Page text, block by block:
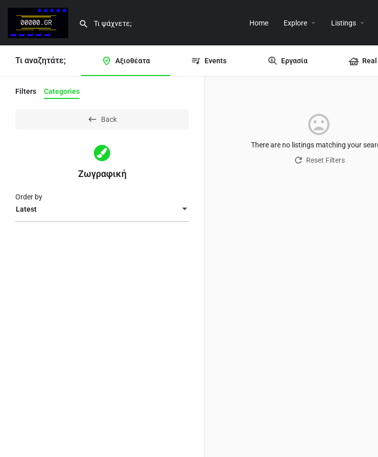
Home Explore Listings
Τι αναζητάτε; Αξιοθέατα Events Εργασία
Filters Categories
Back
Ζωγραφική
Latest
Order by
There are no listings matching your
Reset Filters